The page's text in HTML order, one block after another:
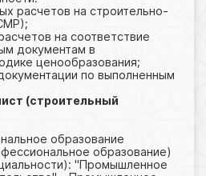
расчетов на строительно-
на соответствие
документам в
ценообразования;
по выполненным
(строительный
образование
образование)
"Промышленное